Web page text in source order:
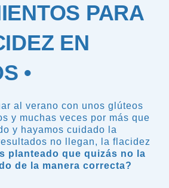
PARA
EN
•
al verano con unos glúteos
y muchas veces por más que
y hayamos cuidado la
no llegan, la flacidez
planteado que quizás no la
de la manera correcta?